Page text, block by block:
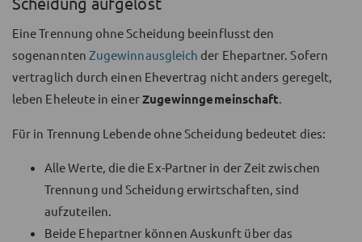
Eine Trennung ohne Scheidung beeinflusst den
sogenannten Zugewinnausgleich der Ehepartner. Sofern
vertraglich durch einen Ehevertrag nicht anders geregelt,
leben Eheleute in einerZugewinngemeinschaft.
Für in Trennung Lebende ohne Scheidung bedeutet dies:
Alle Werte, die die Ex-Partner in der Zeit zwischen
Trennung und Scheidung erwirtschaften, sind
aufzuteilen.
Beide Ehepartner können Auskunft über das